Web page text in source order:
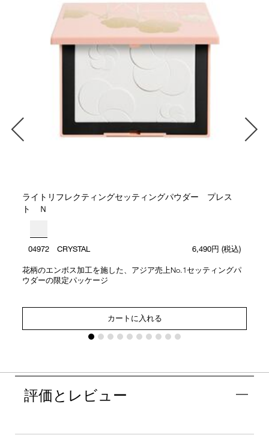
ライトリフレクティングセッティングパウダー プレス
ト Ｎ
04972 CRYSTAL 6,490円 (税込)
花柄のエンボス加工を施した、アジア売上No.1セッティングパ
ウダーの限定パッケージ
カートに入れる
評価とレビュー